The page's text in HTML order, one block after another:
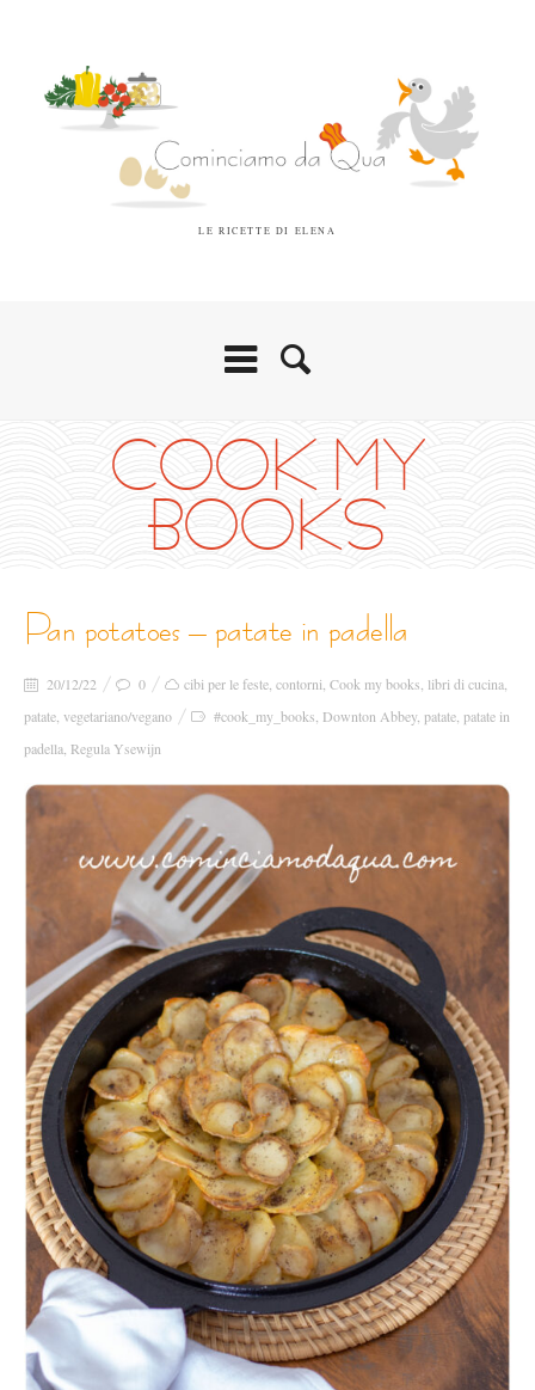
LE RICETTE DI ELENA
COOK MY
BOOKS
pan potatoes – patate in padella
20/12/22 0 cibi per le feste contorni Cook my books libri di cucina
patate vegetariano/vegano #cook_my_books Downton Abbey, patate patate in
padella Regula Ysewijn